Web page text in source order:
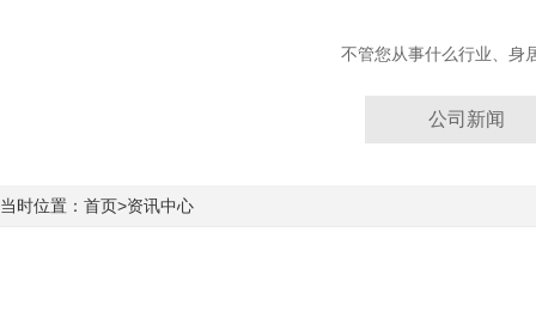
不管您从事什么行业、身
公司新闻
当时位置：首页>资讯中心